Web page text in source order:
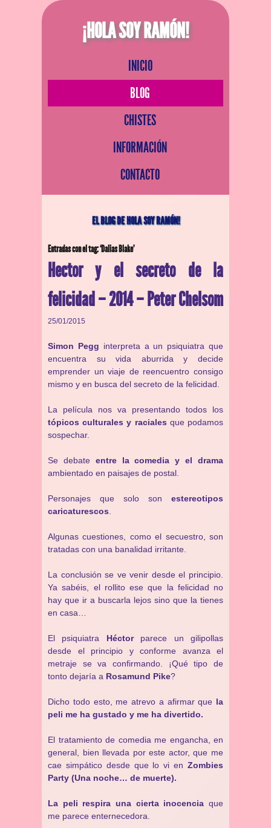
¡HOLA SOY RAMÓN!
INICIO
BLOG
CHISTES
INFORMACIÓN
CONTACTO
EL BLOG DE HOLA SOY RAMÓN!
Entradas con el tag: ‘Dalias Blake’
Hector y el secreto de la
felicidad – 2014 – Peter Chelsom
25/01/2015
Simon Pegg interpreta a un psiquiatra que
encuentra su vida aburrida y decide
emprender un viaje de reencuentro consigo
mismo y en busca del secreto de la felicidad.
La película nos va presentando todos los
tópicos culturales y raciales que podamos
sospechar.
Se debate entre la comedia y el drama
ambientado en paisajes de postal.
Personajes que solo son estereotipos
caricaturescos
Algunas cuestiones, como el secuestro, son
tratadas con una banalidad irritante.
La conclusión se ve venir desde el principio.
Ya sabéis, el rollito ese que la felicidad no
hay que ir a buscarla lejos sino que la tienes
en casa…
El psiquiatra Héctorparece un gilipollas
desde el principio y conforme avanza el
metraje se va confirmando. ¡Qué tipo de
tonto dejaría a Rosamund Pike?
Dicho todo esto, me atrevo a afirmar que la
peli me ha gustado y me ha divertido.
El tratamiento de comedia me engancha, en
general, bien llevada por este actor, que me
cae simpático desde que lo vi en Zombies
Party (Una noche… de muerte).
La peli respira una cierta inocencia que
me parece enternecedora.